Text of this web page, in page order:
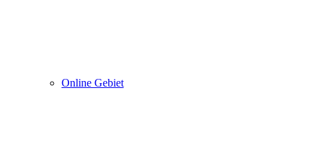
Online Gebiet